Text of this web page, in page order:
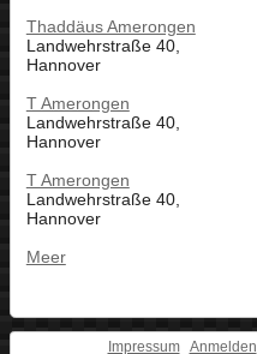
Thaddäus Amerongen
Landwehrstraße 40,
Hannover
T Amerongen
Landwehrstraße 40,
Hannover
T Amerongen
Landwehrstraße 40,
Hannover
Meer
Impressum Anmelden